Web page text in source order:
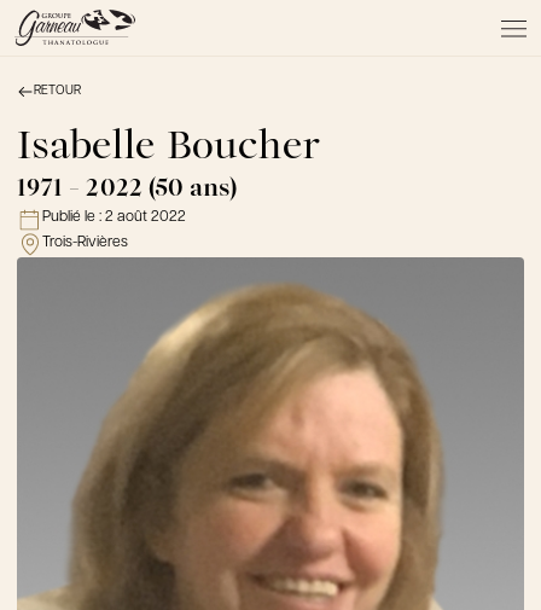
À PROPOS
NOS SERVICES
NOS PRODUITS
NOTRE ÉQUIPE
NOS SALONS
AVIS DE DÉCÈS
Témoignages
RETOUR
Isabelle Boucher
1971 - 2022 (50 ans)
Publié le : 2 août 2022
Trois-Rivières